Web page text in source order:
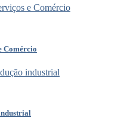
Comércio